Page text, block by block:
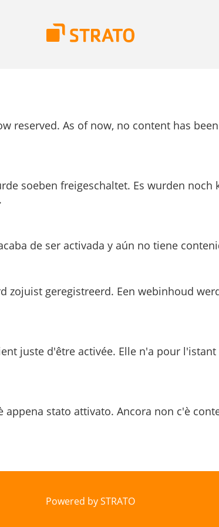
reserved. As of now, no content has been
soeben freigeschaltet. Es wurden noch
de ser activada y aún no tiene
zojuist geregistreerd. Een webinhoud
juste d'être activée. Elle n'a pour l'istant
appena stato attivato. Ancora non c'è
Powered by STRATO